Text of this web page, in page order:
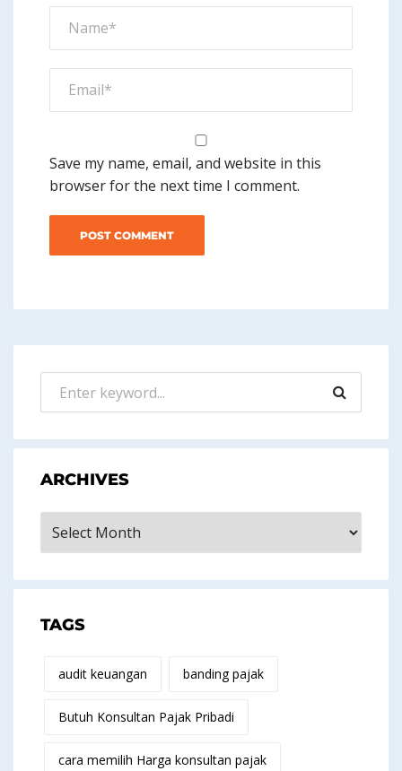
Save my name, email, and website in this
browser for the next time I comment.
ARCHIVES
TAGS
audit keuangan banding pajak
Butuh Konsultan Pajak Pribadi
cara memilih Harga konsultan pajak